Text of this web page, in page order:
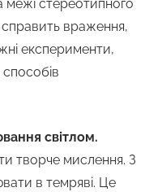
межі стереотипного
враження,
експерименти,
способів
світлом.
творче мислення. З
в темряві. Це